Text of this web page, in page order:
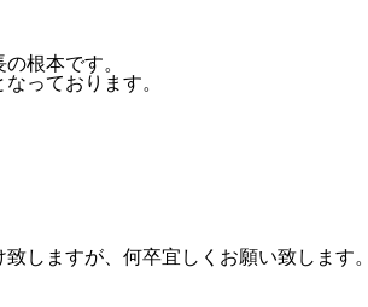
根本です。
っております。
しますが、何卒宜しくお願い致します。